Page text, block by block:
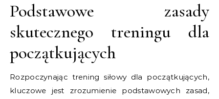
Podstawowe zasady
skutecznego treningu dla
początkujących
Rozpoczynając trening siłowy dla początkujących,
kluczowe jest zrozumienie podstawowych zasad,